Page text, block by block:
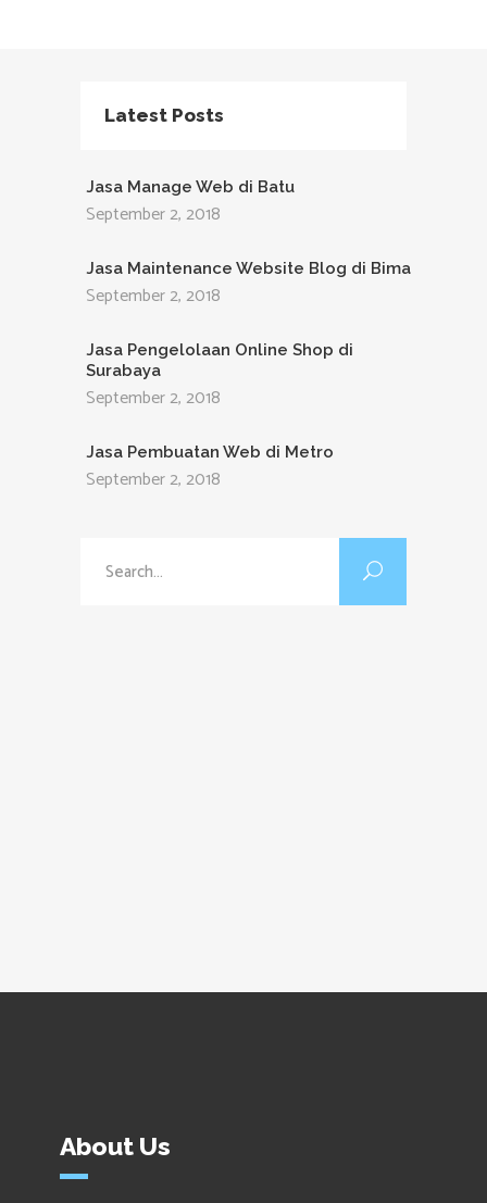
Latest Posts
Jasa Manage Web di Batu
September 2, 2018
Jasa Maintenance Website Blog di Bima
September 2, 2018
Jasa Pengelolaan Online Shop di
Surabaya
September 2, 2018
Jasa Pembuatan Web di Metro
September 2, 2018
About Us